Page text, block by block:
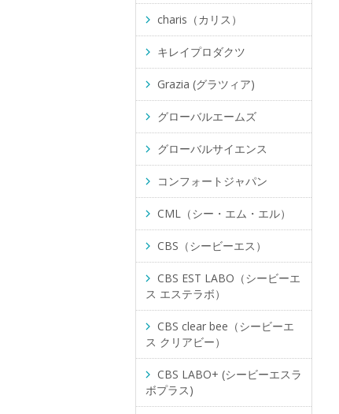
charis（カリス）
キレイプロダクツ
Grazia (グラツィア)
グローバルエームズ
グローバルサイエンス
コンフォートジャパン
CML（シー・エム・エル）
CBS（シービーエス）
CBS EST LABO（シービーエ
ス エステラボ）
CBS clear bee（シービーエ
ス クリアビー）
CBS LABO+ (シービーエスラ
ボプラス)